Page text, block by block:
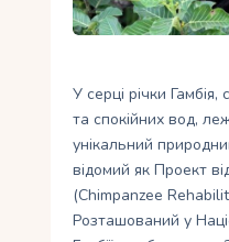
У серці річки
та спокійних вод,
унікальний
відомий як Проект
(Chimpanzee
Розташований у